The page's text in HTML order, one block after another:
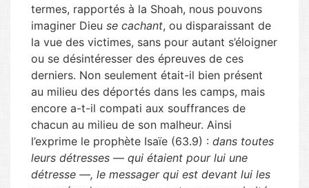
termes, rapportés à la Shoah, nous pouvons
imaginer Dieu se cachant, ou disparaissant de
la vue des victimes, sans pour autant s’éloigner
ou se désintéresser des épreuves de ces
derniers. Non seulement était-il bien présent
au milieu des déportés dans les camps, mais
encore a-t-il compati aux souffrances de
chacun au milieu de son malheur. Ainsi
l’exprime le prophète Isaïe (63.9) : dans toutes
leurs détresses — qui étaient pour lui une
détresse —, le messager qui est devant lui les